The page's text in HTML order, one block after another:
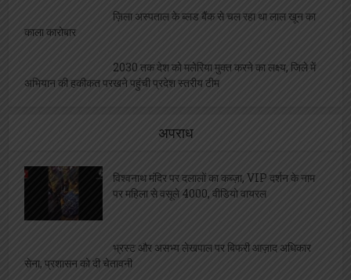
ज़िला अस्पताल के ब्लड बैंक से चल रहा था लाल खून का
काला कारोबार
2030 तक देश को मलेरिया मुक्त करने का लक्ष्य, जिले में
अभियान की हकीकत परखने पहुंची प्रदेश स्तरीय टीम
अपराध
विश्वनाथ मंदिर पर दलालों का कब्ज़ा, VIP दर्शन के नाम
पर महिला से वसूले 4000, वीडियो वायरल
भ्रस्ट और असभ्य लेखपाल पर बिफरी आज़ाद अधिकार
सेना, प्रशासन को दी चेतावनी